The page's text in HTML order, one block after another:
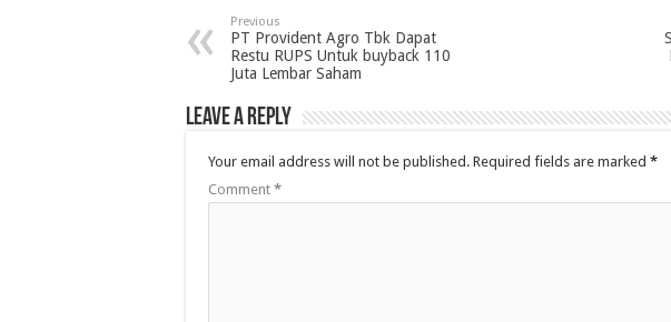
Previous
PT Provident Agro Tbk Dapat
Restu RUPS Untuk buyback 110
Juta Lembar Saham
Leave a Reply
Your email address will not be published. Required fields are marked *
Comment *